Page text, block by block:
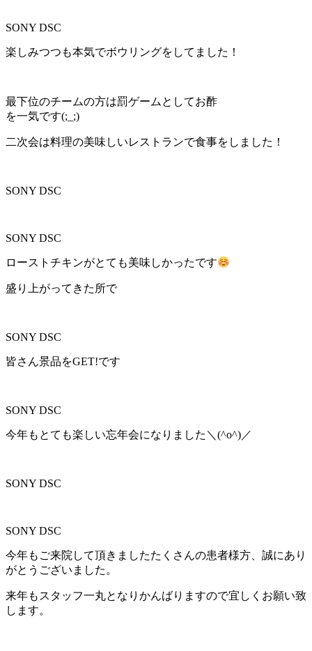
SONY DSC
楽しみつつも本気でボウリングをしてました！
最下位のチームの方は罰ゲームとしてお酢
を一気です(;_;)
二次会は料理の美味しいレストランで食事をしました！
SONY DSC
SONY DSC
ローストチキンがとても美味しかったです
盛り上がってきた所で
SONY DSC
皆さん景品をGET!です
SONY DSC
今年もとても楽しい忘年会になりました＼(^o^)／
SONY DSC
SONY DSC
今年もご来院して頂きましたたくさんの患者様方、誠にあり
がとうございました。
来年もスタッフ一丸となりかんばりますので宜しくお願い致
します。